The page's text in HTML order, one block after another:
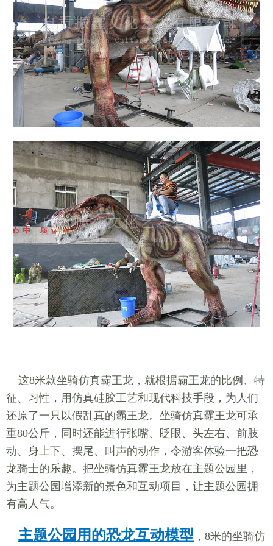
这8米款坐骑仿真霸王龙，就根据霸王龙的比例、特
征、习性，用仿真硅胶工艺和现代科技手段，为人们
还原了一只以假乱真的霸王龙。坐骑仿真霸王龙可承
重80公斤，同时还能进行张嘴、眨眼、头左右、前肢
动、身上下、摆尾、叫声的动作，令游客体验一把恐
龙骑士的乐趣。把坐骑仿真霸王龙放在主题公园里，
为主题公园增添新的景色和互动项目，让主题公园拥
有高人气。
主题公园用的恐龙互动模型 ，8米的坐骑仿